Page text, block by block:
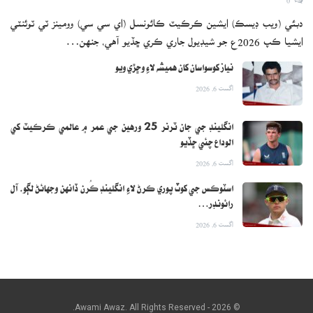
ماهرن موجب ٻارن کي اها ويڪسين 4 ڀيرا ڏني ويندي، شروع ۾ ٻارن کي
بعد ڏنو ويندو.
دبئي (ويب ڊيسڪ) ايشين ڪرڪيٽ ڪائونسل (اي سي سي) وومينز ٽي ٽوئنٽي
ايشيا ڪپ 2026ع جو شيڊيول جاري ڪري ڇڏيو آهي، جنهن…
نياز کوسواسان کان هميشه لاءِ وڇڙي ويو
اگست 6, 2026
انگلينڊ جي جان ٽرنر 25 ورهين جي عمر ۾ عالمي ڪرڪيٽ کي
الوداع چئي ڇڏيو
اگست 6, 2026
اسٽوڪس جي کوٽ پوري ڪرڻ لاءِ انگلينڊ ڪُرن ڏانهن وجهائڻ لڳو، آل
رائونڊر…
اگست 6, 2026
© 2026 - Awami Awaz. All Rights Reserved.